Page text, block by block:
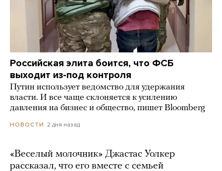
Российская элита боится, что ФСБ
выходит из-под контроля
Путин использует ведомство для удержания
власти. И все чаще склоняется к усилению
давления на бизнес и общество, пишет Bloomberg
НОВОСТИ 2 дня назад
«Веселый молочник» Джастас Уолкер
рассказал, что его вместе с семьей